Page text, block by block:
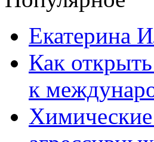
Екатерина
Как
к
Химические